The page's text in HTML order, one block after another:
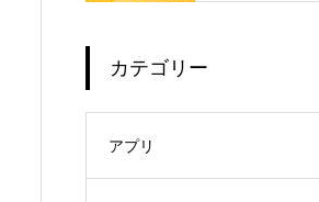
カテゴリー
アプリ